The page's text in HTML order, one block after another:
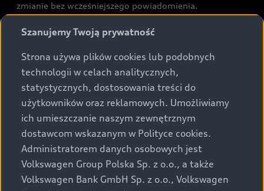
zmianie bez wcześniejszego powiadomienia.
rozumieniu art. 5561§2 Kodeksu cywilnego oraz art.
Podane kwoty są rekomendowane i obejmują podatek
VAT (23%), chyba że inaczej zaznaczono.
Audi zastrzega sobie możliwość wprowadzenia zmian w
prezentowanych wersjach. Przedstawione detale
wyposażenia mogą różnić się od specyfikacji
przewidzianej na rynek polski. Zamieszczone zdjęcia
mogą przedstawiać wyposażenie opcjonalne, dostępne
Szanujemy Twoją prywatność
Strona używa plików cookies lub podobnych
technologii w celach analitycznych,
statystycznych, dostosowania treści do
użytkowników oraz reklamowych. Umożliwiamy
ich umieszczanie naszym zewnętrznym
dostawcom wskazanym w Polityce cookies.
Administratorem danych osobowych jest
Volkswagen Group Polska Sp. z o.o., a także
Volkswagen Bank GmbH Sp. z o.o., Volkswagen